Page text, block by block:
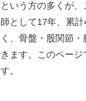
いう方の多くが
として17年、累
、骨盤・股関節・
ます。このページ
。